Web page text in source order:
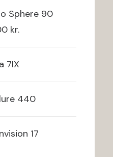
Sphere 90
kr.
7IX
440
17